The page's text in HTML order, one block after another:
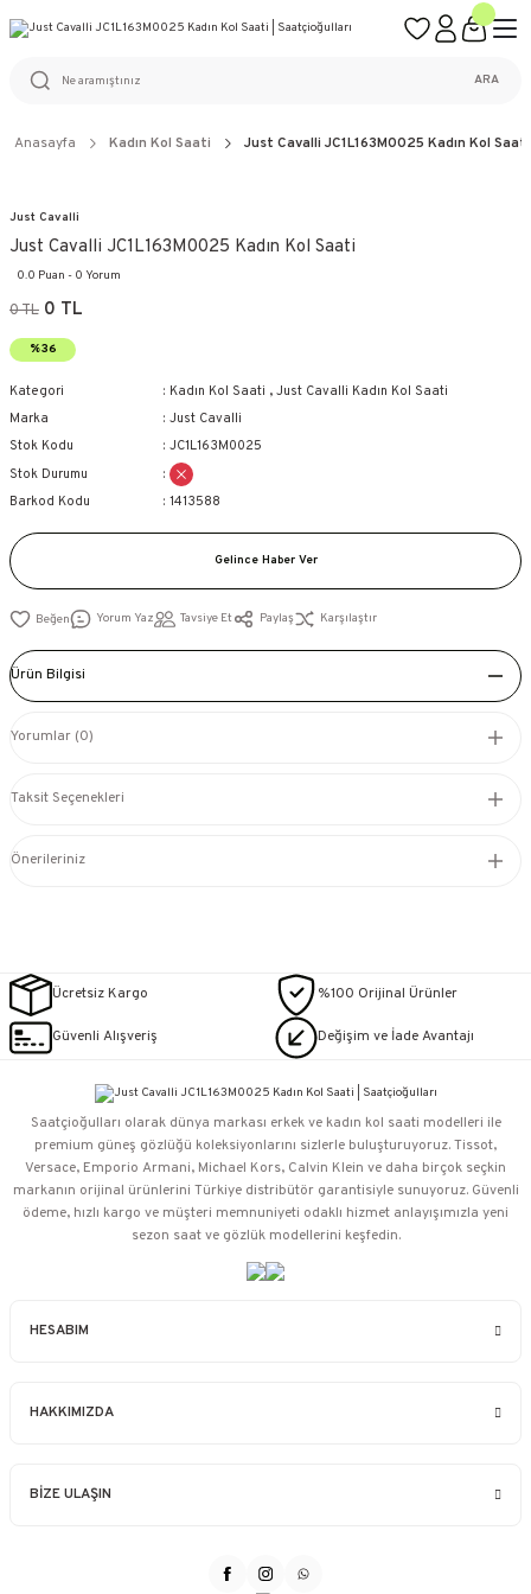
%100 ORİJİNAL ÜRÜN GARANTİSİ
ARA
Anasayfa Kadın Kol Saati Just Cavalli JC1L163M0025 Kadın Kol Saati
Just Cavalli
Just Cavalli JC1L163M0025 Kadın Kol Saati
0.0 Puan - 0 Yorum
0 TL 0 TL
%36
Kategori Kadın Kol Saati , Just Cavalli Kadın Kol Saati
Marka
Just Cavalli
Stok Kodu
JC1L163M0025
Stok Durumu
Barkod Kodu
1413588
Gelince Haber Ver
Yorum Yaz Tavsiye Et Paylaş Karşılaştır
Ürün Bilgisi
Yorumlar (0)
Taksit Seçenekleri
Önerileriniz
Ücretsiz Kargo %100 Orijinal Ürünler
Güvenli Alışveriş Değişim ve İade Avantajı
HESABIM
HAKKIMIZDA
BİZE ULAŞIN
Saatçioğulları⁠ olarak dünya markası erkek ve kadın kol saati modelleri ile
premium güneş gözlüğü koleksiyonlarını sizlerle buluşturuyoruz. Tissot,
Versace, Emporio Armani, Michael Kors, Calvin Klein ve daha birçok seçkin
markanın orijinal ürünlerini Türkiye distribütör garantisiyle sunuyoruz. Güvenli
ödeme, hızlı kargo ve müşteri memnuniyeti odaklı hizmet anlayışımızla yeni
sezon saat ve gözlük modellerini keşfedin.